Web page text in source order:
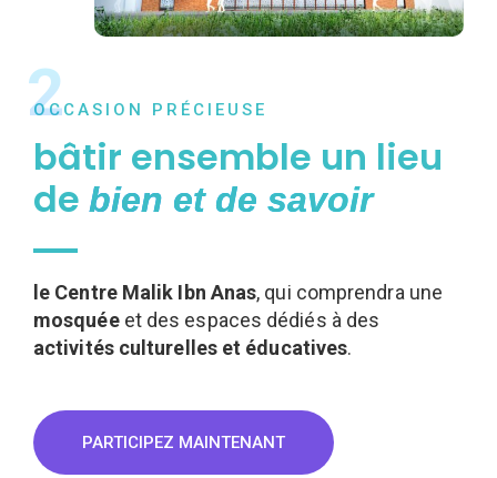
2
OCCASION PRÉCIEUSE
bâtir ensemble un lieu
de bien et de savoir
le Centre Malik Ibn Anas, qui comprendra une
mosquéeet des espaces dédiés à des
activités culturelles et éducatives.
PARTICIPEZ MAINTENANT